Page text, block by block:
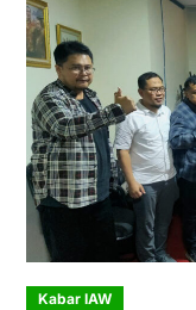
Kabar IAW